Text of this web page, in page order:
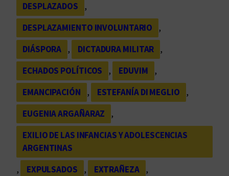
DESPLAZADOS
,
DESPLAZAMIENTO INVOLUNTARIO
,
DIÁSPORA
, DICTADURA MILITAR
,
ECHADOS POLÍTICOS
, EDUVIM
,
EMANCIPACIÓN
, ESTEFANÍA DI MEGLIO
,
EUGENIA ARGAÑARAZ
,
EXILIO DE LAS INFANCIAS Y ADOLESCENCIAS
ARGENTINAS
,
EXPULSADOS , EXTRAÑEZA
,